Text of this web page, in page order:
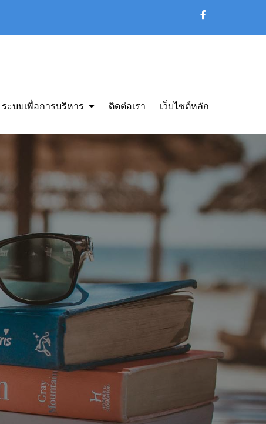
ระบบเพื่อการบริหาร ติดต่อเรา เว็บไซต์หลัก